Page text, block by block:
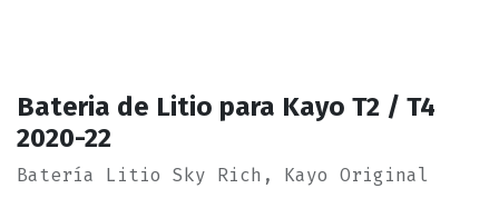
Bateria de Litio para Kayo T2 / T4
2020-22
Batería Litio Sky Rich, Kayo Original